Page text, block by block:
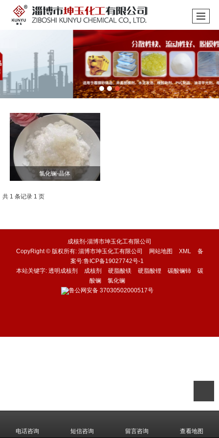
氯化镧-晶体
共 1 条记录 1 页
成核剂-淄博市坤玉化工有限公司
CopyRight © 版权所有: 淄博市坤玉化工有限公司 网站地图 XML
备
案号:鲁ICP备19027742号-1
本站关键字: 透明成核剂 成核剂 硬脂酸镁 硬脂酸锂 碳酸镧铈
碳
酸镧
氯化镧
鲁公网安备37030502000517号
电话咨询 短信咨询 留言咨询 查看地图